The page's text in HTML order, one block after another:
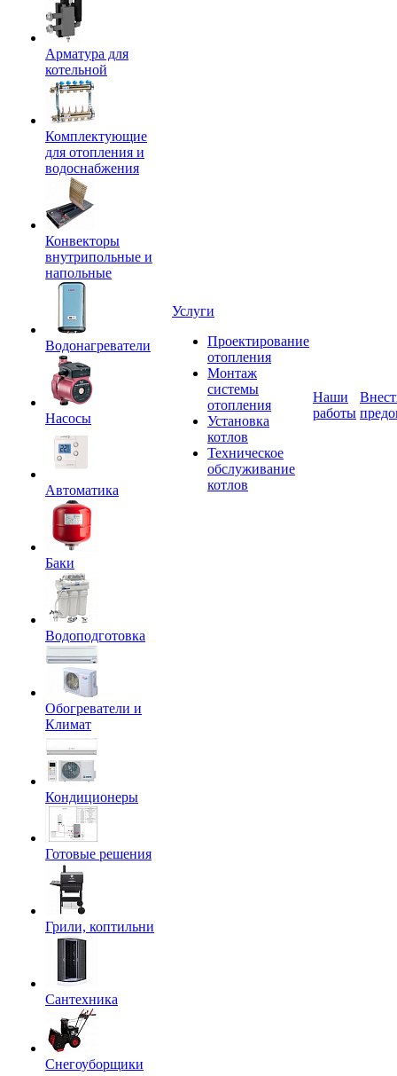
Арматура для
котельной
Комплектующие
для отопления и
водоснабжения
Конвекторы
внутрипольные и
напольные
Водонагреватели
Насосы
Автоматика
Баки
Водоподготовка
Обогреватели и
Климат
Кондиционеры
Готовые решения
Грили, коптильни
Сантехника
Снегоуборщики
Услуги
Проектирование
отопления
Монтаж
системы
отопления
Установка
котлов
Техническое
обслуживание
котлов
Наши
работы